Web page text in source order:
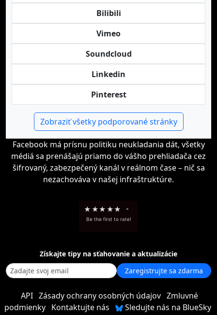
Bilibili
Vimeo
Soundcloud
Linkedin
Pinterest
Zobraziť všetky podporované stránky
Facebook má prísnu politiku neukladania dát, všetky
médiá sa prenášajú priamo do vášho prehliadača cez
šifrovaný, zabezpečený kanál v reálnom čase – nič sa
nezachováva v našej infraštruktúre.
★ ★★ ★★ -
Be the first to rate!
Získajte tipy na sťahovanie a aktualizácie
Zaregistrujte sa zdarma
API Zásady ochrany osobných údajov Zmluvné
podmienky
Kontaktujte nás Sledujte nás na BlueSky